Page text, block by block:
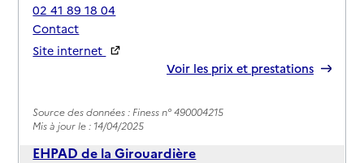
02 41 89 18 04
Contact
Site internet
Voir les prix et prestations
Source des données : Finess n° 490004215
Mis à jour le : 14/04/2025
EHPAD de la Girouardière